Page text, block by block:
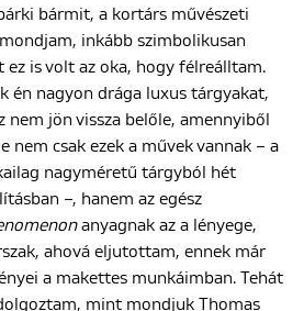
bármit, a kortárs művészeti
inkább szimbolikusan
ez is volt az oka, hogy félreálltam.
én nagyon drága luxus tárgyakat,
nem jön vissza belőle, amennyiből
nem csak ezek a művek vannak – a
nagyméretű tárgyból hét
–, hanem az egész
anyagnak az a lényege,
ahová eljutottam, ennek már
a makettes munkáimban. Tehát
mint mondjuk Thomas